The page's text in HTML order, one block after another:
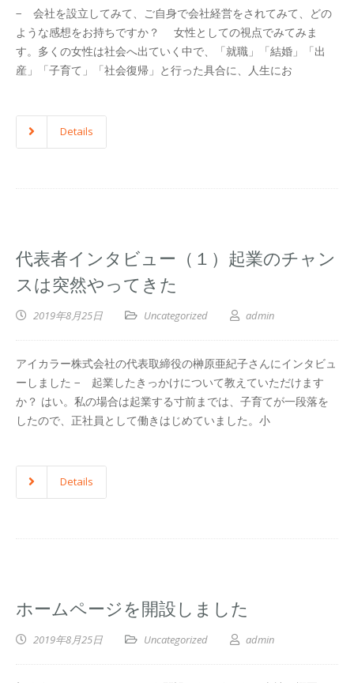
− 会社を設立してみて、ご自身で会社経営をされてみて、どの
ような感想をお持ちですか？ 女性としての視点でみてみま
す。多くの女性は社会へ出ていく中で、「就職」「結婚」「出
産」「子育て」「社会復帰」と行った具合に、人生にお
Details
代表者インタビュー（１）起業のチャン
スは突然やってきた
2019年8月25日 Uncategorized admin
アイカラー株式会社の代表取締役の榊原亜紀子さんにインタビュ
ーしました − 起業したきっかけについて教えていただけます
か？ はい。私の場合は起業する寸前までは、子育てが一段落を
したので、正社員として働きはじめていました。小
Details
ホームページを開設しました
2019年8月25日 Uncategorized admin